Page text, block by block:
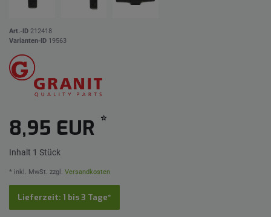
Art.-ID 212418
Varianten-ID 19563
8,95 EUR *
Inhalt 1 Stück
* inkl. MwSt. zzgl. Versandkosten
Lieferzeit: 1 bis 3 Tage*